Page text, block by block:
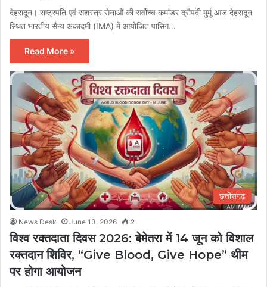
देहरादून। राष्ट्रपति एवं सशस्त्र सेनाओं की सर्वोच्च कमांडर द्रौपदी मुर्मू आज देहरादून
स्थित भारतीय सैन्य अकादमी (IMA) में आयोजित पासिंग…
Read More »
छत्तीसगढ़
News Desk June 13, 2026 2
विश्व रक्तदाता दिवस 2026: बेमेतरा में 14 जून को विशाल
रक्तदान शिविर, “Give Blood, Give Hope” थीम
पर होगा आयोजन